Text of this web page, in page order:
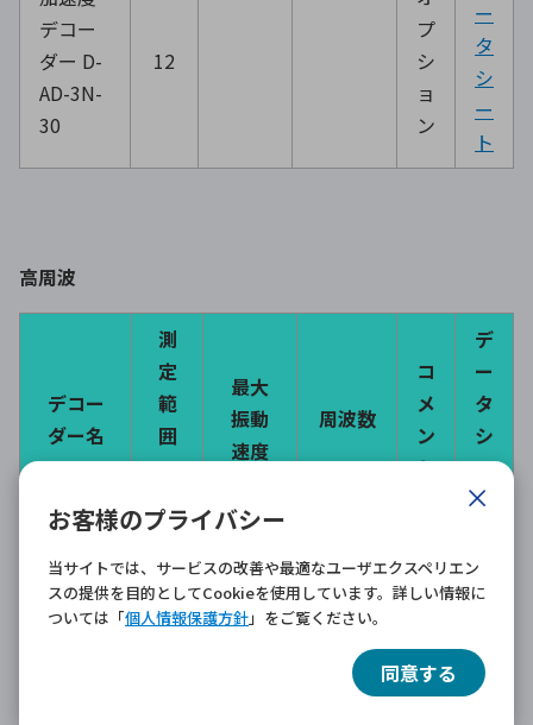
お客様のプライバシー
当サイトでは、サービスの改善や最適なユーザエクスペリエン
スの提供を目的としてCookieを使用しています。詳しい情報に
ついては「個人情報保護方針」をご覧ください。
同意する
デコー
ダー D-
AD-3N-
30
12
プ
シ
ョ
ン
ー
タ
シ
ー
ト
高周波
デコー
ダー名
測
定
範
囲
の
最大
振動
速度
周波数
コ
メ
ン
ト
デ
ー
タ
シ
ー
ト
速度デ
コーダ
9
須
ー
シ
ー